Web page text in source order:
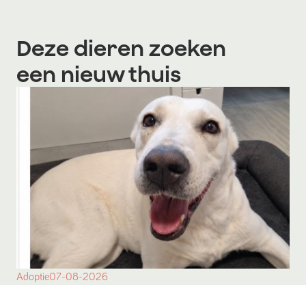
Deze dieren zoeken
een nieuw thuis
Adoptie07-08-2026